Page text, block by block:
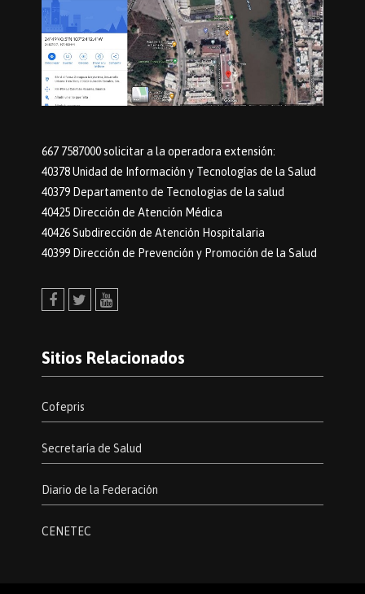
667 7587000 solicitar a la operadora extensión:
40378 Unidad de Información y Tecnologías de la Salud
40379 Departamento de Tecnologias de la salud
40425 Dirección de Atención Médica
40426 Subdirección de Atención Hospitalaria
40399 Dirección de Prevención y Promoción de la Salud
Sitios Relacionados
Cofepris
Secretaría de Salud
Diario de la Federación
CENETEC